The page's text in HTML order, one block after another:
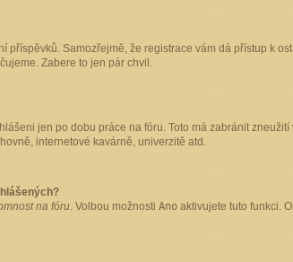
Samozřejmě, že registrace vám dá přístup k
Zabere to jen pár chvil.
jen po dobu práce na fóru. Toto má zabránit
internetové kavárně, univerzitě atd.
na fóru. Volbou možnosti Ano aktivujete tuto funkci.